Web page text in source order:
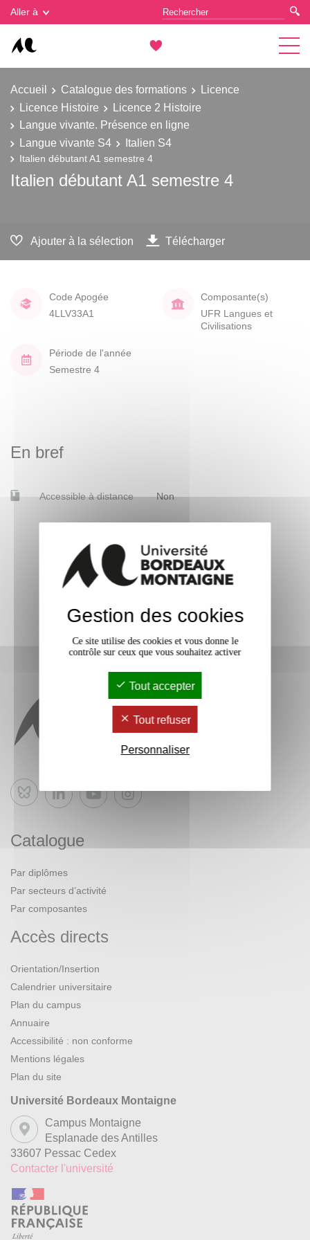
Aller à
Accueil Catalogue des formations
Licence
Licence Histoire
Licence 2 Histoire
Langue vivante. Présence en ligne
Langue vivante S4
Italien S4
Italien débutant A1 semestre 4
Italien débutant A1 semestre 4
Ajouter à la sélection Télécharger
Code Apogée
4LLV33A1
Composante(s)
UFR Langues et
Civilisations
Période de l'année
Semestre 4
En bref
Accessible à distance Non
Bluesky
Catalogue
Par diplômes
Par secteurs d’activité
Par composantes
Accès directs
Orientation/Insertion
Calendrier universitaire
Plan du campus
Annuaire
Accessibilité : non conforme
Mentions légales
Plan du site
Université Bordeaux Montaigne
Campus Montaigne
Esplanade des Antilles
33607 Pessac Cedex
Contacter l'université
Gestion des cookies
Gestion des cookies
Ce site utilise des cookies et vous donne le
contrôle sur ceux que vous souhaitez activer
Tout accepter
Tout refuser
Personnaliser